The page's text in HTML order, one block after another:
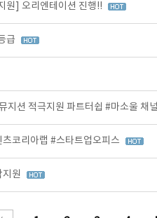
원] 오리엔테이션 진행!!
급
지션 적극지원 파트터쉽 #마소울 채
코리아랩 #스타트업오피스
원